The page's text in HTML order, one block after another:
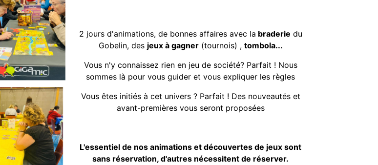
2 jours d'animations, de bonnes affaires avec la braderie du
Gobelin, des jeux à gagner(tournois) , tombola...
Vous n'y connaissez rien en jeu de société? Parfait ! Nous
sommes là pour vous guider et vous expliquer les règles
Vous êtes initiés à cet univers ? Parfait ! Des nouveautés et
avant-premières vous seront proposées
L'essentiel de nos animations et découvertes de jeux sont
sans réservation, d'autres nécessitent de réserver.